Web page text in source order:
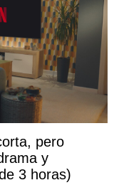
pero
y
3 horas)